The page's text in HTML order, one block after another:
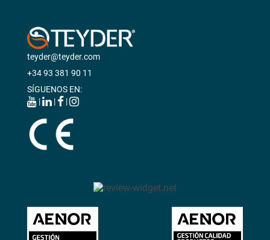
teyder@teyder.com
+34 93 381 90 11
SÍGUENOS EN:
|
| |